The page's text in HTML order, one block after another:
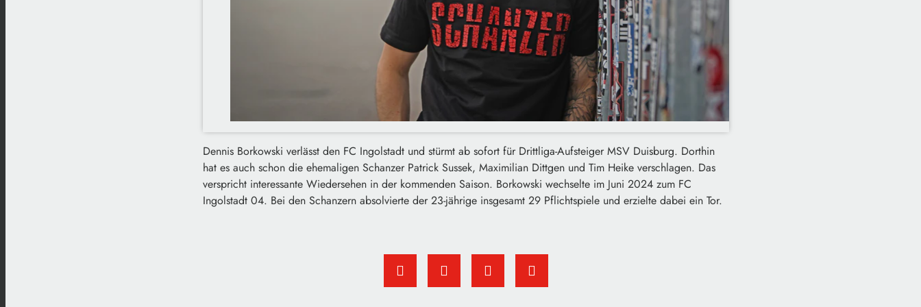
Dennis Borkowski verlässt den FC Ingolstadt und stürmt ab sofort für Drittliga-Aufsteiger MSV Duisburg. Dorthin
hat es auch schon die ehemaligen Schanzer Patrick Sussek, Maximilian Dittgen und Tim Heike verschlagen. Das
verspricht interessante Wiedersehen in der kommenden Saison. Borkowski wechselte im Juni 2024 zum FC
Ingolstadt 04. Bei den Schanzern absolvierte der 23-jährige insgesamt 29 Pflichtspiele und erzielte dabei ein Tor.